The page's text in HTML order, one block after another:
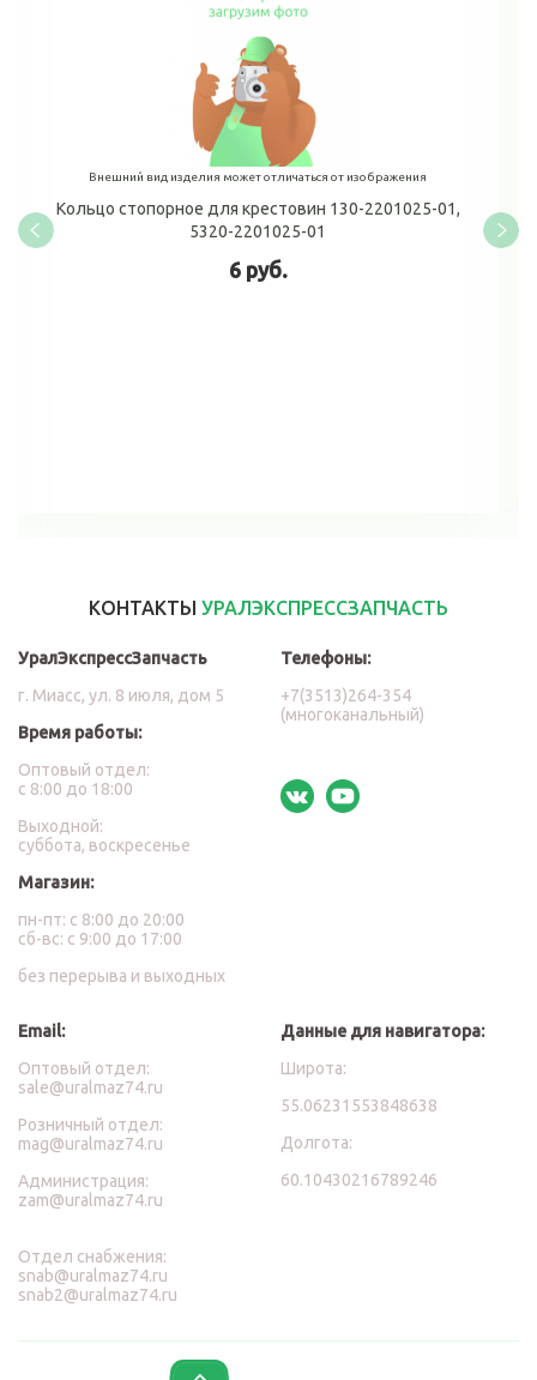
Внешний вид изделия может отличаться от изображения
Кольцо стопорное для крестовин 130-2201025-01,
5320-2201025-01
6 руб.
КОНТАКТЫ УРАЛЭКСПРЕССЗАПЧАСТЬ
УралЭкспрессЗапчасть
г. Миасс, ул. 8 июля, дом 5
Время работы:
Оптовый отдел:
с 8:00 до 18:00
Выходной:
суббота, воскресенье
Магазин:
пн-пт: с 8:00 до 20:00
сб-вс: с 9:00 до 17:00
без перерыва и выходных
Телефоны:
+7(3513)264-354
(многоканальный)
Email:
Оптовый отдел:
sale@uralmaz74.ru
Розничный отдел:
mag@uralmaz74.ru
Администрация:
zam@uralmaz74.ru
Отдел снабжения:
snab@uralmaz74.ru
snab2@uralmaz74.ru
Данные для навигатора:
Широта:
55.06231553848638
Долгота:
60.10430216789246